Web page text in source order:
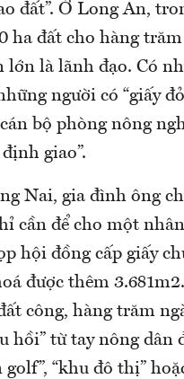
đất”. Ở Long An,
ha đất cho hàng
là lãnh đạo. Có
người có “giấy
bộ phòng nông
giao”.
Nai, gia đình ông
cần để cho một
hội đồng cấp giấy
được thêm
công, hàng trăm
hồi” từ tay nông dân
“khu đô thị”